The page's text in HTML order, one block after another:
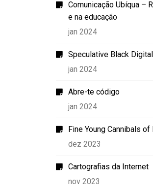
Comunicação Ubíqua –
e na educação
jan 2024
Speculative Black
jan 2024
Abre-te código
jan 2024
Fine Young Cannibals
dez 2023
Cartografias da Internet
nov 2023